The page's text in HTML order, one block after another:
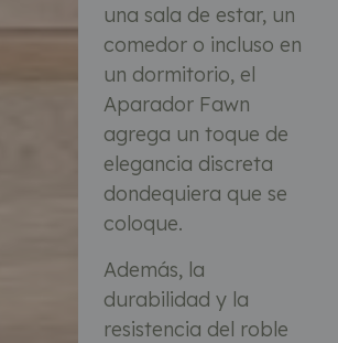
una sala de estar, un
comedor o incluso en
un dormitorio, el
Aparador Fawn
agrega un toque de
elegancia discreta
dondequiera que se
coloque.
Además, la
durabilidad y la
resistencia del roble